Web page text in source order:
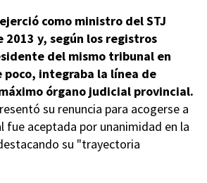
como ministro del STJ
2013 y, según los registros
del mismo tribunal en
poco, integraba la línea de
órgano judicial provincial.
su renuncia para acogerse a
fue aceptada por unanimidad en la
su "trayectoria